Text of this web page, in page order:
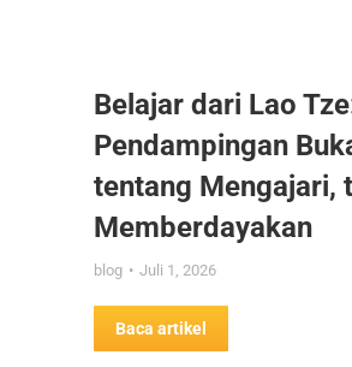
Belajar dari Lao
Pendampingan
tentang Mengajari,
Memberdayakan
blog Juli 1, 2026
Baca artikel